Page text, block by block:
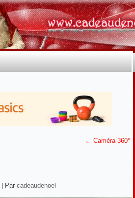
← Caméra 360°
| Par cadeaudenoel